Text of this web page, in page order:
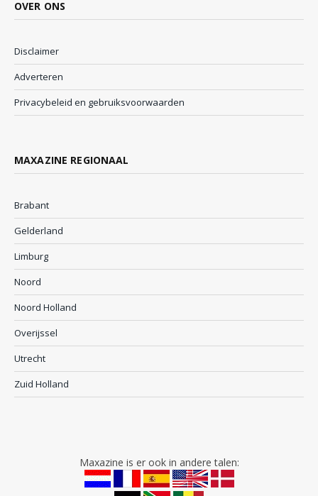
OVER ONS
Disclaimer
Adverteren
Privacybeleid en gebruiksvoorwaarden
MAXAZINE REGIONAAL
Brabant
Gelderland
Limburg
Noord
Noord Holland
Overijssel
Utrecht
Zuid Holland
Maxazine is er ook in andere talen: